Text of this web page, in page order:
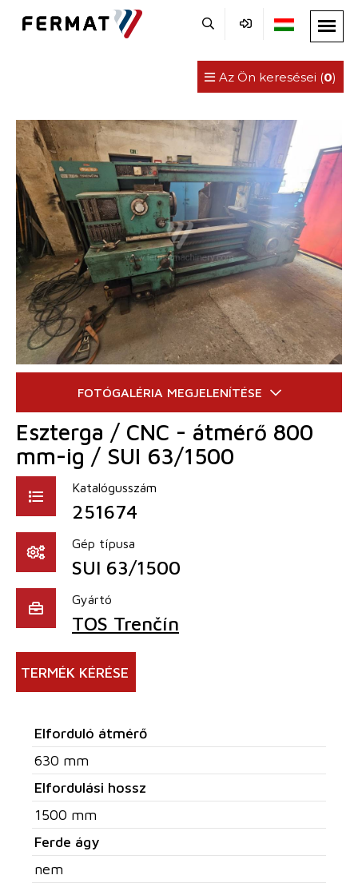
Az Ön keresései (0)
Eszterga / CNC - átmérő 800
mm-ig / SUI 63/1500
Katalógusszám
251674
Gép típusa
SUI 63/1500
Gyártó
TOS Trenčín
TERMÉK KÉRÉSE
Elforduló átmérő
630 mm
Elfordulási hossz
1500 mm
Ferde ágy
nem